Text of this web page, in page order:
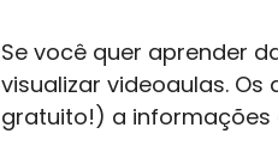
Se você quer aprender
visualizar videoaulas.
gratuito!) a informações